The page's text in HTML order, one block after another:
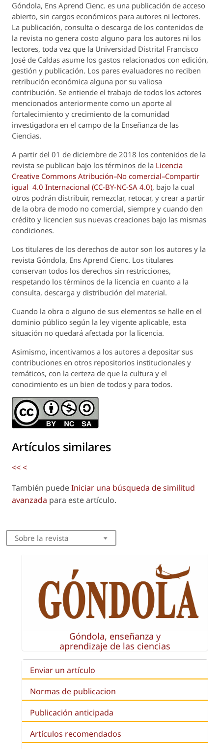
Góndola, Ens Aprend Cienc. es una publicación de acceso
abierto, sin cargos económicos para autores ni lectores.
La publicación, consulta o descarga de los contenidos de
la revista no genera costo alguno para los autores ni los
lectores, toda vez que la Universidad Distrital Francisco
José de Caldas asume los gastos relacionados con edición,
gestión y publicación. Los pares evaluadores no reciben
retribución económica alguna por su valiosa
contribución. Se entiende el trabajo de todos los actores
mencionados anteriormente como un aporte al
fortalecimiento y crecimiento de la comunidad
investigadora en el campo de la Enseñanza de las
Ciencias.
A partir del 01 de diciembre de 2018 los contenidos de la
revista se publican bajo los términos de la Licencia
Creative Commons Atribución–No comercial–Compartir
igual 4.0 Internacional (CC-BY-NC-SA 4.0), bajo la cual
otros podrán distribuir, remezclar, retocar, y crear a partir
de la obra de modo no comercial, siempre y cuando den
crédito y licencien sus nuevas creaciones bajo las mismas
condiciones.
Los titulares de los derechos de autor son los autores y la
revista Góndola, Ens Aprend Cienc. Los titulares
conservan todos los derechos sin restricciones,
respetando los términos de la licencia en cuanto a la
consulta, descarga y distribución del material.
Cuando la obra o alguno de sus elementos se halle en el
dominio público según la ley vigente aplicable, esta
situación no quedará afectada por la licencia.
Asimismo, incentivamos a los autores a depositar sus
contribuciones en otros repositorios institucionales y
temáticos, con la certeza de que la cultura y el
conocimiento es un bien de todos y para todos.
Artículos similares
<<<
También puedeIniciar una búsqueda de similitud
avanzada para este artículo.
Sobre la revista
Góndola, enseñanza y
aprendizaje de las ciencias
Enviar un artículo
Normas de publicacion
Publicación anticipada
Artículos recomendados